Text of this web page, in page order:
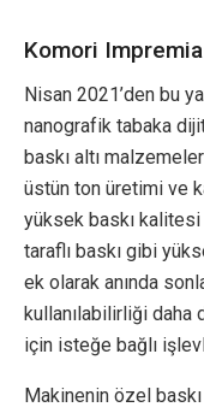
Komori
Nisan 2021’den bu
nanografik tabaka
baskı altı
üstün ton üretimi ve
yüksek baskı
taraflı baskı gibi
ek olarak anında
kullanılabilirliği daha
için isteğe bağlı
Makinenin özel